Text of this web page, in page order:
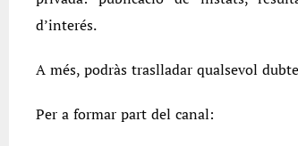
d’interés.
A més, podràs traslladar qualsevol
Per a formar part del canal: